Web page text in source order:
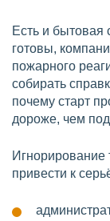
Есть и бытовая
готовы,
пожарного
собирать
почему старт
дороже, чем
Игнорирование
привести к